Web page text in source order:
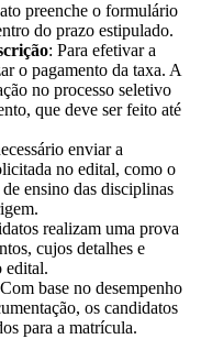
preenche o formulário
do prazo estipulado.
: Para efetivar a
o pagamento da taxa. A
no processo seletivo
que deve ser feito até
enviar a
no edital, como o
ensino das disciplinas
realizam uma prova
cujos detalhes e
edital.
base no desempenho
os candidatos
para a matrícula.